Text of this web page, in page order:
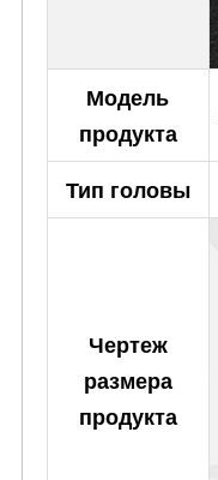
Модель
продукта
Тип головы
Чертеж
размера
продукта